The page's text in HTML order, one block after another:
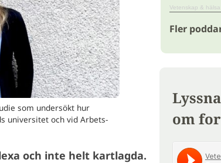
som undersökt hur
universitet och vid Arbets-
och inte helt kartlagda.
Vetenskap & hälsa
Fler
om